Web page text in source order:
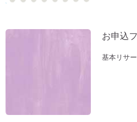
お薬出しすぎニッポン。
のコツとは？
お申込
基本リサ